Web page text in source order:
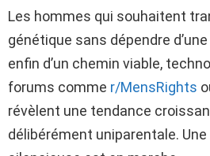
Les hommes qui souhaitent
génétique sans dépendre
enfin d’un chemin viable,
forums comme r/MensRights
révèlent une tendance
délibérément uniparentale.